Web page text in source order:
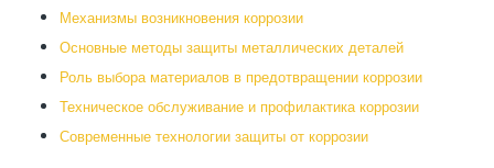
Механизмы возникновения коррозии
Основные методы защиты металлических деталей
Роль выбора материалов в предотвращении коррозии
Техническое обслуживание и профилактика коррозии
Современные технологии защиты от коррозии